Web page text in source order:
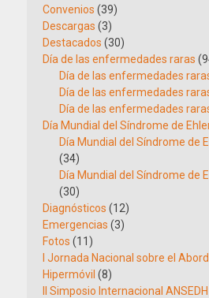
Convenios (39)
Descargas (3)
Destacados (30)
Día de las enfermedades raras
Día de las enfermedades
Día de las enfermedades
Día de las enfermedades
Día Mundial del Síndrome de
Día Mundial del Síndrome de
(34)
Día Mundial del Síndrome de
(30)
Diagnósticos (12)
Emergencias (3)
Fotos (11)
I Jornada Nacional sobre el
Hipermóvil (8)
II Simposio Internacional